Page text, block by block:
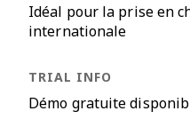
Idéal pour la prise en
internationale
Démo gratuite